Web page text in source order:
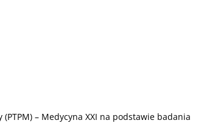
– Medycyna XXI na podstawie badania